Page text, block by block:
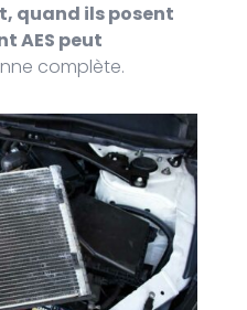
quand ils posent
AES peut
complète.